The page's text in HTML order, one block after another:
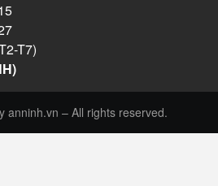
T7)
anninh.vn – All rights reserved.